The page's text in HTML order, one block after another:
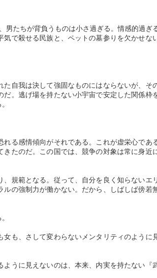
たちが背負うものは小さ過ぎる。情感的過ぎ
で殺せる民族と、ペットの墓参りを欠かせな
自我は決して強固なものにはならないが、そ
。逃げ場を持たない小宇宙で安定した関係枠
る感情傾向がそれである。これが虚栄心であ
たのだ。この国では、競争の対象は常に身近
規範となる。従って、自分を良く知らないエ
の強制力が働かない。だから、しばしば傍若
も、さして変わらないメンタリティのように
うに見えないのは、本来、内実を持たない『
支配の最低層に「身分外の身分」、即ち穢多（え
ることで、民衆相互に反目させるという差別構造
日本社会の歴史的過程で人為的に形成された身分
済的・社会的・文化的に劣悪な状態を強いられ
樋口一葉の世界
―― 赤貧地獄の只中
3
「結晶
年劣化」